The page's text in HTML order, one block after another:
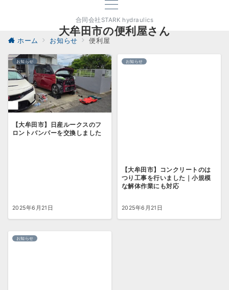
合同会社STARK hydraulics
大牟田市の便利屋さん
ホーム お知らせ 便利屋
お知らせ
【大牟田市】日産ルークスのフ
ロントバンパーを交換しました
2025年6月21日
お知らせ
【大牟田市】コンクリートのは
つり工事を行いました｜小規模
な解体作業にも対応
2025年6月21日
お知らせ